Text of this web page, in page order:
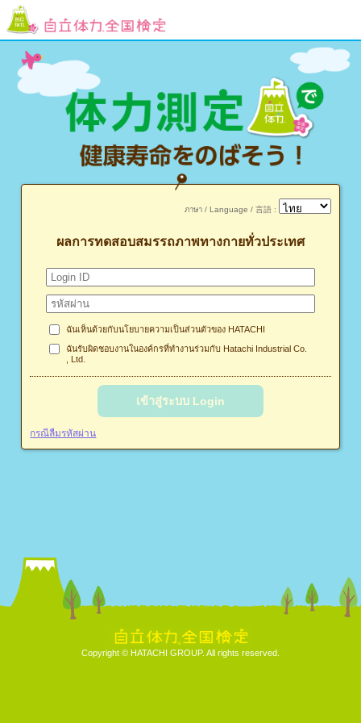
Copyright © HATACHI GROUP. All rights reserved.
ภาษา / Language / 言語 :
ผลการทดสอบสมรรถภาพทางกายทั่วประเทศ
ฉันเห็นด้วยกับนโยบายความเป็นส่วนตัวของ HATACHI
ฉันรับผิดชอบงานในองค์กรที่ทำงานร่วมกับ Hatachi Industrial Co.
, Ltd.
เข้าสู่ระบบ Login
กรณีลืมรหัสผ่าน